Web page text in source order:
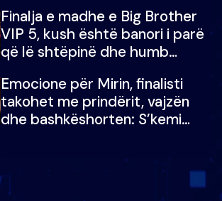
Finalja e madhe e Big Brother
VIP 5, kush është banori i parë
që lë shtëpinë dhe humb
çmimin e madh
Emocione për Mirin, finalisti
takohet me prindërit, vajzën
dhe bashkëshorten: S’kemi